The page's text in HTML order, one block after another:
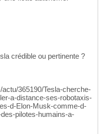
crédible ou pertinente ?
365190/Tesla-cherche-
a-distance-ses-robotaxis-
d-Elon-Musk-comme-d-
pilotes-humains-a-